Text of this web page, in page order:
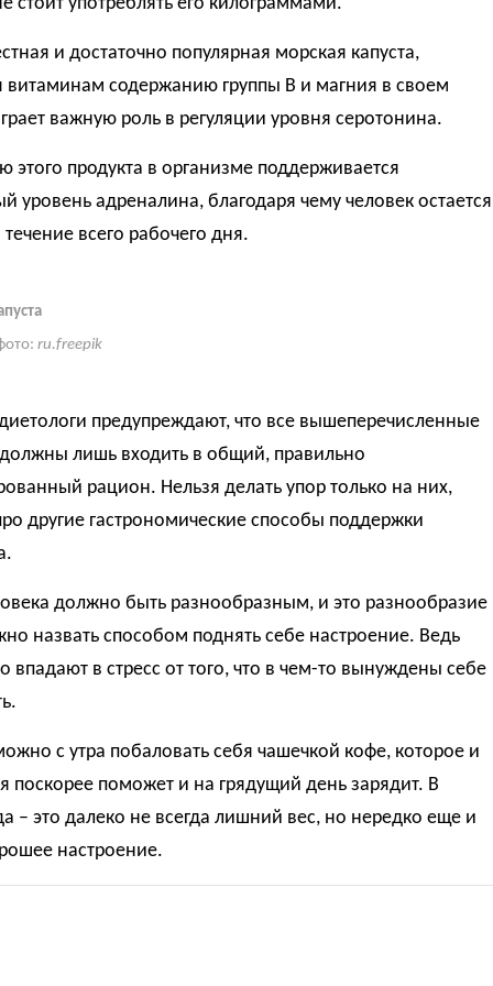
и достаточно популярная морская капуста,
витаминам содержанию группы B и магния в своем
важную роль в регуляции уровня серотонина.
этого продукта в организме поддерживается
уровень адреналина, благодаря чему человек остается
течение всего рабочего дня.
ru.freepik
предупреждают, что все вышеперечисленные
лишь входить в общий, правильно
рацион. Нельзя делать упор только на них,
другие гастрономические способы поддержки
должно быть разнообразным, и это разнообразие
назвать способом поднять себе настроение. Ведь
впадают в стресс от того, что в чем-то вынуждены себе
с утра побаловать себя чашечкой кофе, которое и
поскорее поможет и на грядущий день зарядит. В
– это далеко не всегда лишний вес, но нередко еще и
настроение.